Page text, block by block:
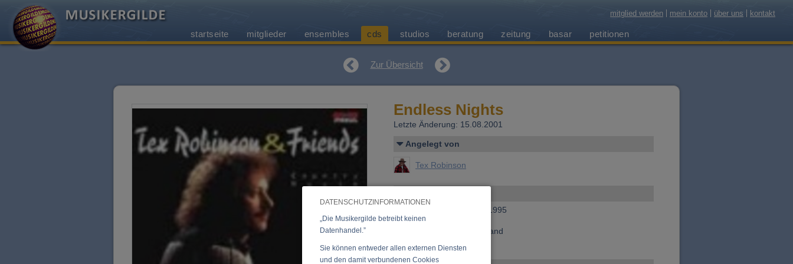
DATENSCHUTZINFORMATIONEN
„Die Musikergilde betreibt keinen
Datenhandel.”
Sie können entweder allen externen Diensten
und den damit verbundenen Cookies
mitglied werden mein konto über uns kontakt
startseite mitglieder ensembles cds studios beratung zeitung basar petitionen
Zur Übersicht
Endless Nights
Letzte Änderung: 15.08.2001
Angelegt von
Tex Robinson
Tyrolis, 1995
Preis:15,00 €
Preis inkl. 20%, exkl. Versand